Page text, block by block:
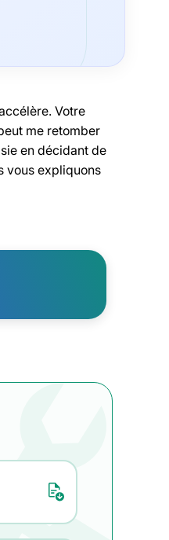
Votre
me retomber
en décidant de
vous expliquons